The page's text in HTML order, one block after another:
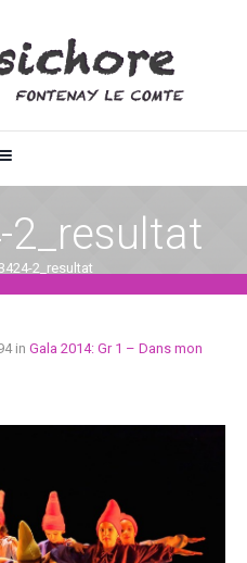
2_resultat
2_resultat
in Gala 2014: Gr 1 – Dans mon